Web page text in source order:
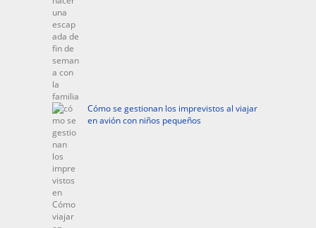
Cómo se gestionan los imprevistos al viajar
en avión con niños pequeños